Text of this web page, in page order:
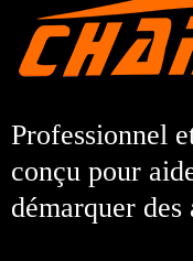
Professionnel
conçu pour
démarquer des